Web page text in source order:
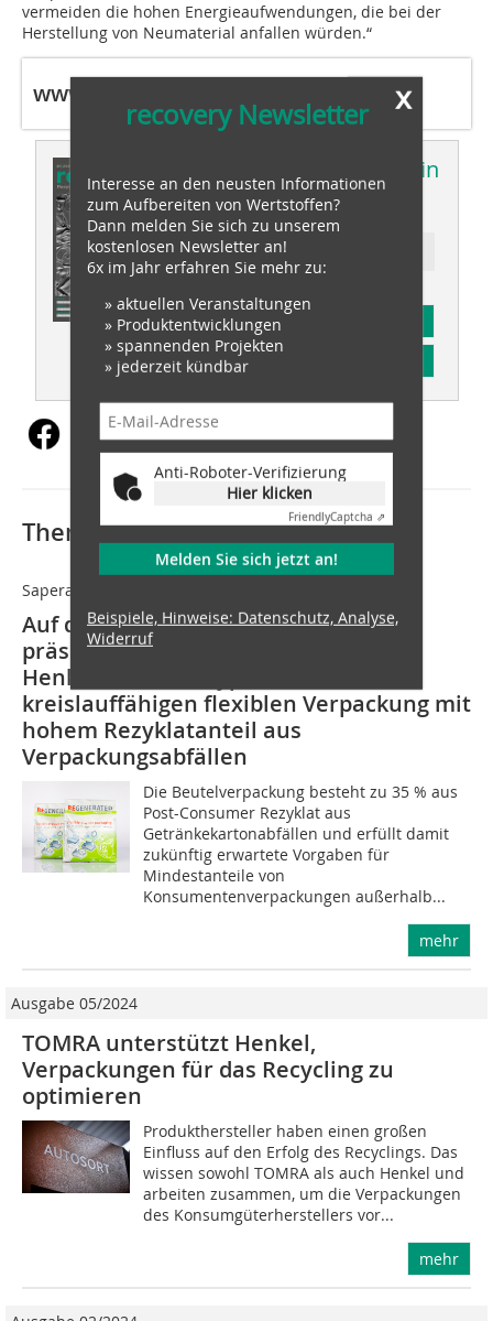
vermeiden die hohen Energieaufwendungen, die bei der
Herstellung von Neumaterial anfallen würden.“
www.tomra.com
Dieser Artikel erschien in
recovery 01/2025
Ressort: plastics recovery
Abonnement
Inhaltsverzeichnis
x
recovery Newsletter
Interesse an den neusten Informationen
zum Aufbereiten von Wertstoffen?
Dann melden Sie sich zu unserem
kostenlosen Newsletter an!
6x im Jahr erfahren Sie mehr zu:
» aktuellen Veranstaltungen
» Produktentwicklungen
» spannenden Projekten
» jederzeit kündbar
Anti-Roboter-Verifizierung
Hier klicken
FriendlyCaptcha ⇗
Melden Sie sich jetzt an!
Beispiele, Hinweise: Datenschutz, Analyse,
Widerruf
Thematisch passende Artikel:
Saperatec GmbH / Wentus / Henkel
Auf der K Messe in Düsseldorf
präsentieren saperatec, Wentus und
Henkel den Prototyp einer
kreislauffähigen flexiblen Verpackung mit
hohem Rezyklatanteil aus
Verpackungsabfällen
Die Beutelverpackung besteht zu 35 % aus
Post-Consumer Rezyklat aus
Getränkekartonabfällen und erfüllt damit
zukünftig erwartete Vorgaben für
Mindestanteile von
Konsumentenverpackungen außerhalb...
mehr
Ausgabe 05/2024
TOMRA unterstützt Henkel,
Verpackungen für das Recycling zu
optimieren
Produkthersteller haben einen großen
Einfluss auf den Erfolg des Recyclings. Das
wissen sowohl TOMRA als auch Henkel und
arbeiten zusammen, um die Verpackungen
des Konsumgüterherstellers vor...
mehr